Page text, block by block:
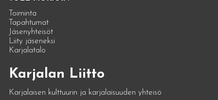
Toiminta
Tapahtumat
Jäsenyhteisöt
Liity jäseneksi
Karjalatalo
Karjalan Liitto
Karjalaisen kulttuurin ja karjalaisuuden yhteisö